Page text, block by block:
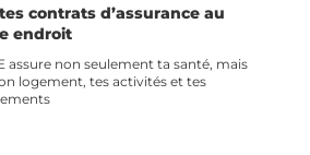
contrats d’assurance au
endroit
assure non seulement ta santé, mais
logement, tes activités et tes